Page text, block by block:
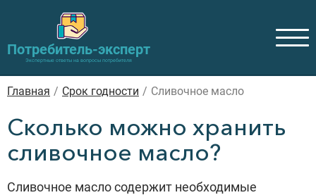
Потребитель-эксперт
Экспертные ответы на вопросы потребителя
Главная / Cрок годности / Сливочное масло
Сколько можно хранить
сливочное масло?
Сливочное масло содержит необходимые